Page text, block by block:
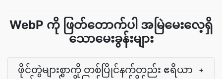
WebP ကို ဖြတ်တောက်ပါ အမြဲမေးလေ့ရှိ
သောမေးခွန်းများ
ဖိုင်တွဲများစွာကို တစ်ပြိုင်နက်တည်း ဧရိယာ
+